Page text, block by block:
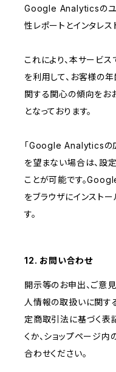
Google Analyticsのユ
性レポートとインタレス
これにより、本サー
を利用して、お客様の
関する関心の傾向をお
となっております。
「Google Analyticsの
を望まない場合は、設
ことが可能です。
をブラウザにインスト
す。
12. お問い合わせ
開示等のお申出、ご意
人情報の取扱いに関す
定商取引法に基づく表
くか、ショップページ
合わせください。